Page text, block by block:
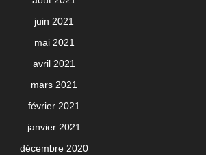
juin 2021
mai 2021
avril 2021
mars 2021
février 2021
janvier 2021
décembre 2020